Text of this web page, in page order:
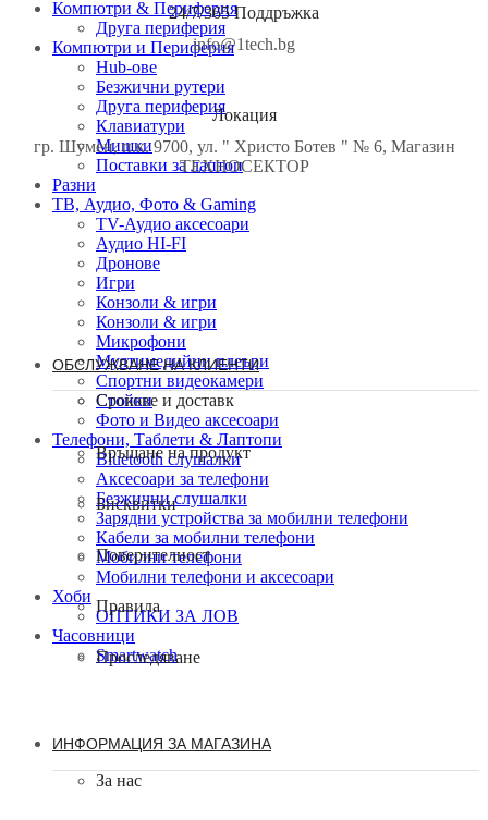
Компютри & Периферия
Друга периферия
Компютри и Периферия
Hub-ове
Безжични рутери
Друга периферия
Клавиатури
Мишки
Поставки за лаптоп
Разни
ТВ, Аудио, Фото & Gaming
TV-Аудио аксесоари
Аудио HI-FI
Дронове
Игри
Конзоли & игри
Конзоли & игри
Микрофони
Мултимедийни плеъри
Спортни видеокамери
Стойки
Фото и Видео аксесоари
Телефони, Таблети & Лаптопи
Bluetooth слушалки
Аксесоари за телефони
Безжични слушалки
Зарядни устройства за мобилни телефони
Кабели за мобилни телефони
Мобилни телефони
Мобилни телефони и аксесоари
Хоби
ОПТИКИ ЗА ЛОВ
Часовници
Smartwatch
24/7/365 Поддръжка
info@1tech.bg
Локация
гр. Шумен, п.к. 9700, ул. " Христо Ботев " № 6, Магазин
ТЕХНОСЕКТОР
ОБСЛУЖВАНЕ НА КЛИЕНТИ
Срокове и доставк
Връщане на продукт
Бисквитки
Поверителност
Правила
Проследяване
ИНФОРМАЦИЯ ЗА МАГАЗИНА
За нас